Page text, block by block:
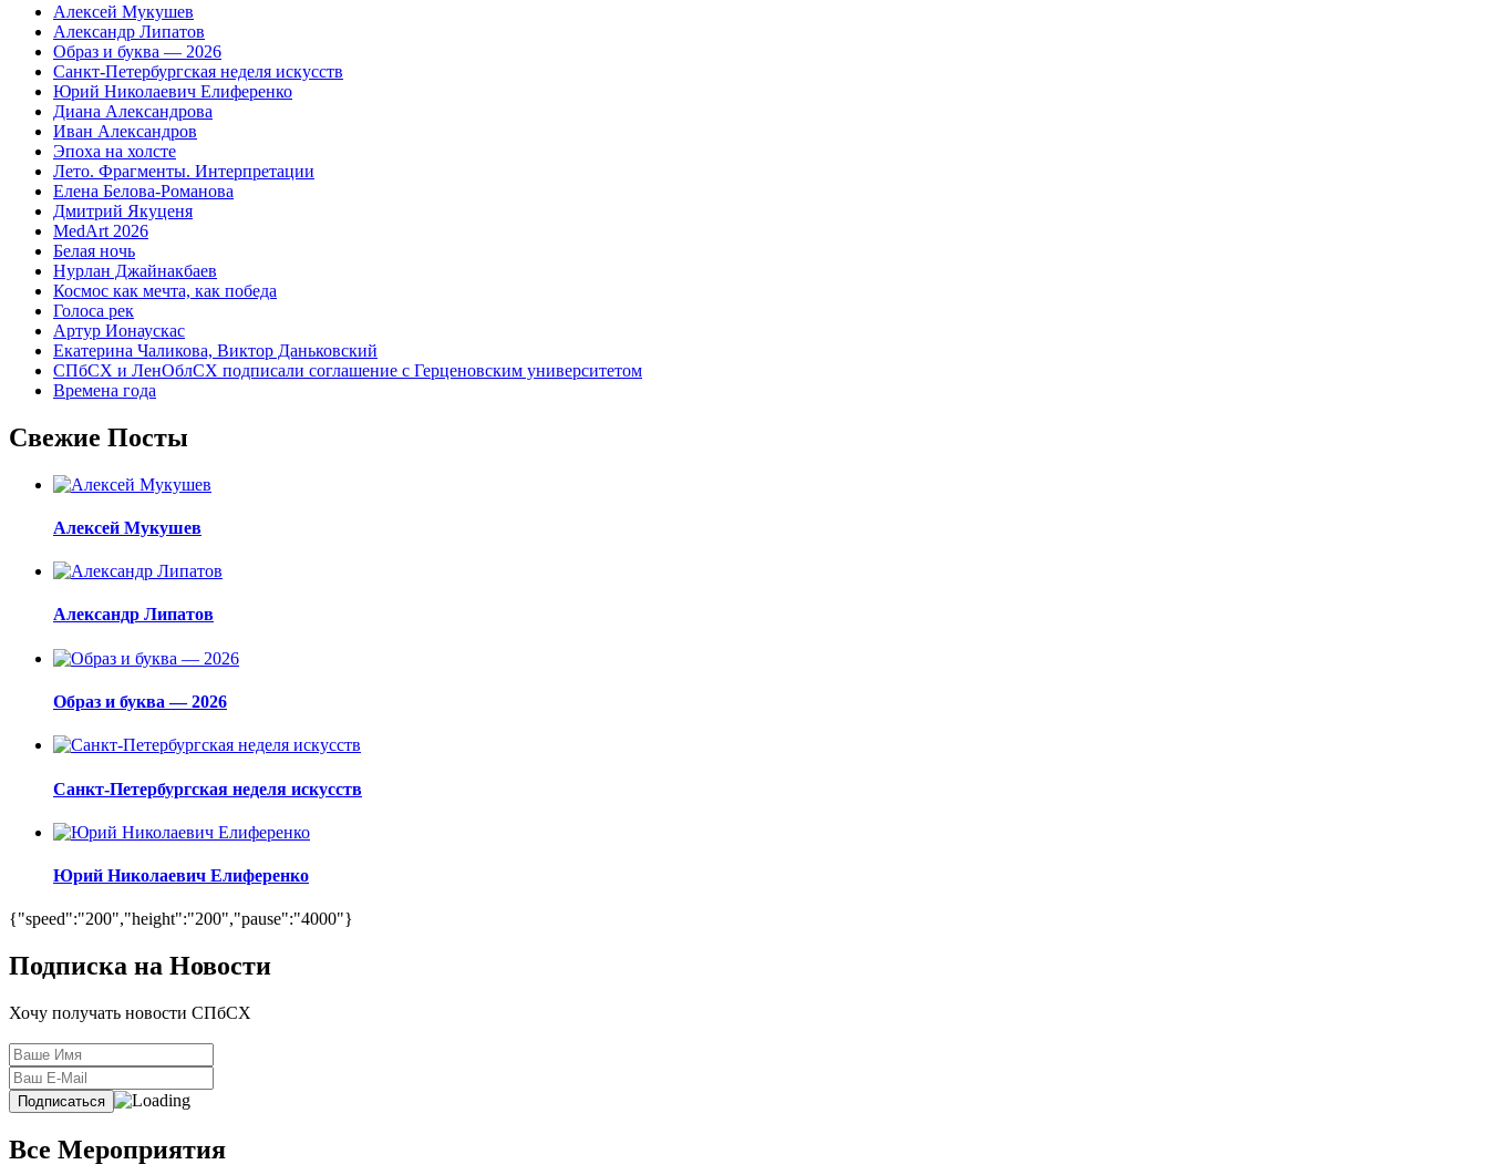
Алексей Мукушев
Александр Липатов
Образ и буква — 2026
Санкт-Петербургская неделя искусств
Юрий Николаевич Елиференко
Диана Александрова
Иван Александров
Эпоха на холсте
Лето. Фрагменты. Интерпретации
Елена Белова-Романова
Дмитрий Якуценя
MedArt 2026
Белая ночь
Нурлан Джайнакбаев
Космос как мечта, как победа
Голоса рек
Артур Ионаускас
Екатерина Чаликова, Виктор Даньковский
СПбСХ и ЛенОблСХ подписали соглашение с Герценовским университетом
Времена года
Свежие Посты
Алексей Мукушев
Александр Липатов
Образ и буква — 2026
Санкт-Петербургская неделя искусств
Юрий Николаевич Елиференко
{"speed":"200","height":"200","pause":"4000"}
Подписка на Новости
Хочу получать новости СПбСХ
Все Мероприятия